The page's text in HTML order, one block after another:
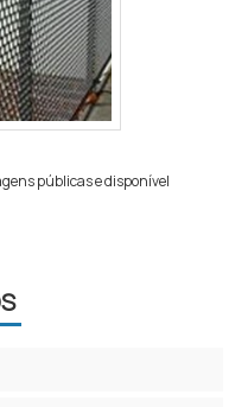
públicas e disponível